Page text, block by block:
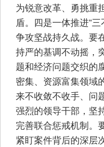
为锐意改革、勇挑重
盾。四是一体推进“
争攻坚战持久战。要
持严的基调不动摇，
题和经济问题交织的
密集、资源富集领域
来不收敛不收手、问
强烈的领导干部，坚
完善联合惩戒机制。
紧盯案件背后的深层